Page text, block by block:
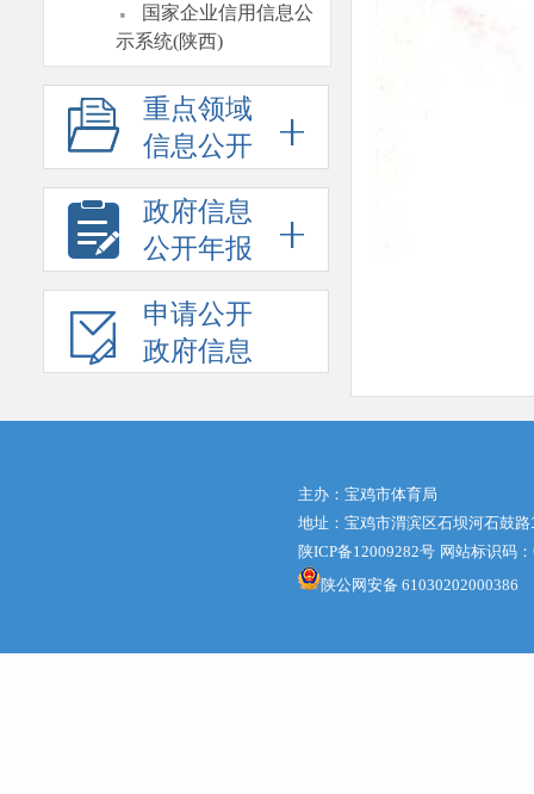
·
国家企业信用信息公
示系统(陕西)
重点领域
信息公开
政府信息
公开年报
申请公开
政府信息
主办：宝鸡市体育局
地址：宝鸡市渭滨区石坝河石鼓
陕ICP备12009282号 网站标识码
陕公网安备 61030202000386